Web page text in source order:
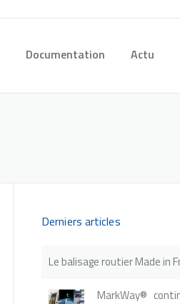
Documentation Actu
Derniers articles
Le balisage routier Made in
MarkWay®